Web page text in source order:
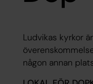
Ludvikas kyrkor
någon annan